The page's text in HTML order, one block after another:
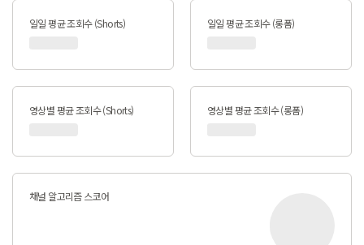
일일 평균 조회수 (Shorts) 일일 평균 조회수 (롱폼)
영상별 평균 조회수 (Shorts) 영상별 평균 조회수 (롱폼)
채널 알고리즘 스코어